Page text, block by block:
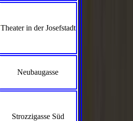
Theater in der Josefstadt
Neubaugasse
Strozzigasse Süd